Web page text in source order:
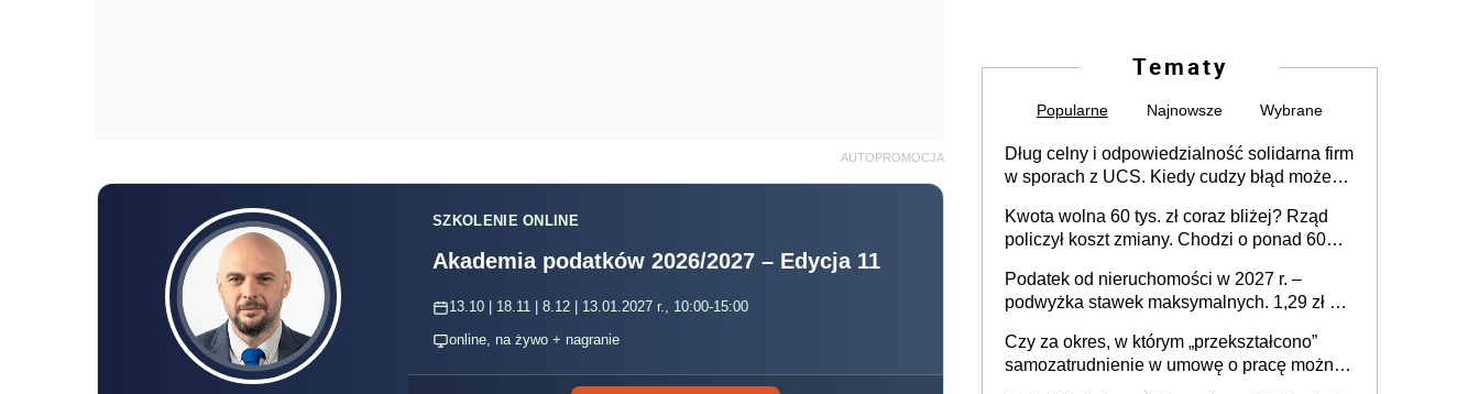
AUTOPROMOCJA
SZKOLENIE ONLINE
Akademia podatków 2026/2027 – Edycja 11
13.10 | 18.11 | 8.12 | 13.01.2027 r., 10:00-15:00
online, na żywo + nagranie
Tematy
Popularne Najnowsze Wybrane
Dług celny i odpowiedzialność solidarna firm
w sporach z UCS. Kiedy cudzy błąd może
Kwota wolna 60 tys. zł coraz bliżej? Rząd
policzył koszt zmiany. Chodzi o ponad 60
Podatek od nieruchomości w 2027 r. –
podwyżka stawek maksymalnych. 1,29 zł za
budynków i lokali związanych z
prowadzeniem działalności gospodarczej
Czy za okres, w którym „przekształcono”
samozatrudnienie w umowę o pracę można